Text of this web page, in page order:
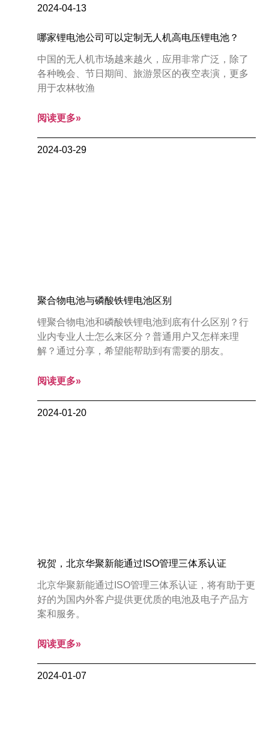
2024-04-13
哪家锂电池公司可以定制无人机高电压锂电池？
中国的无人机市场越来越火，应用非常广泛，除了
各种晚会、节日期间、旅游景区的夜空表演，更多
用于农林牧渔
阅读更多»
2024-03-29
聚合物电池与磷酸铁锂电池区别
锂聚合物电池和磷酸铁锂电池到底有什么区别？行
业内专业人士怎么来区分？普通用户又怎样来理
解？通过分享，希望能帮助到有需要的朋友。
阅读更多»
2024-01-20
祝贺，北京华聚新能通过ISO管理三体系认证
北京华聚新能通过ISO管理三体系认证，将有助于更
好的为国内外客户提供更优质的电池及电子产品方
案和服务。
阅读更多»
2024-01-07